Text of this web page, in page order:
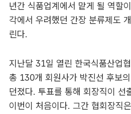
년간 식품업계에서 맡게 될 역할
각에서 우려했던 간장 분류제도
린다.
지난달 31일 열린 한국식품산업
총 130개 회원사가 박진선 후보
던졌다. 투표를 통해 회장직이 선
이번이 처음이다. 그간 협회장직